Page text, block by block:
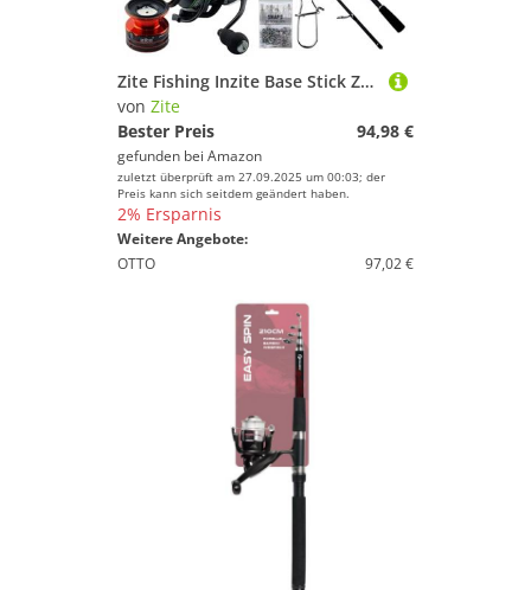
Zite Fishing Inzite Base Stick Zander Angel-Set | 255 cm Spinnrute + Spinning Base Reel 3000 | monofile & geflochtene Angelschnur | Inkl. Angelzubehör wie Snaps und Jighaken | 5 STK. Gummifisch 12 cm
von Zite
Bester Preis
94,98 €
gefunden bei Amazon
zuletzt überprüft am 27.09.2025 um 00:03; der
Preis kann sich seitdem geändert haben.
2% Ersparnis
Weitere Angebote:
OTTO
97,02 €